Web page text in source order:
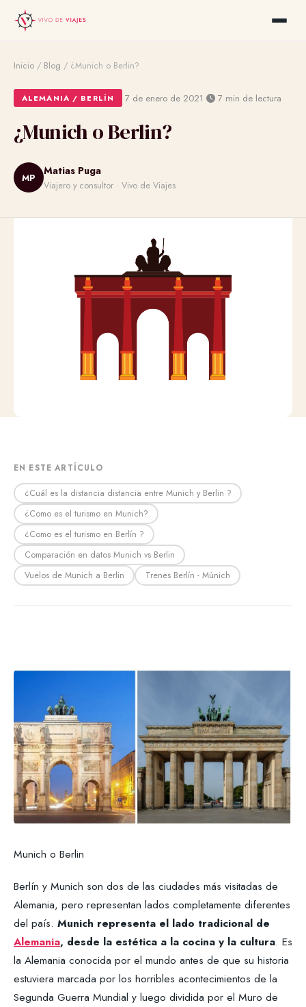
Inicio / Blog / ¿Munich o Berlin?
ALEMANIA / BERLÍN ·7 de enero de 2021 · 7 min de lectura
¿Munich o Berlin?
MP
Matias Puga
Viajero y consultor · Vivo de Viajes
EN ESTE ARTÍCULO
¿Cuál es la distancia distancia entre Munich y Berlin ?
¿Como es el turismo en Munich?
¿Como es el turismo en Berlín ?
Comparación en datos Munich vs Berlin
Vuelos de Munich a Berlin
Trenes Berlín - Múnich
Munich o Berlin
Berlín y Munich son dos de las ciudades más visitadas de
Alemania, pero representan lados completamente diferentes
del país. Munich representa el lado tradicional de
Alemania, desde la estética a la cocina y la cultura. Es
la Alemania conocida por el mundo antes de que su historia
estuviera marcada por los horribles acontecimientos de la
Segunda Guerra Mundial y luego dividida por el Muro de